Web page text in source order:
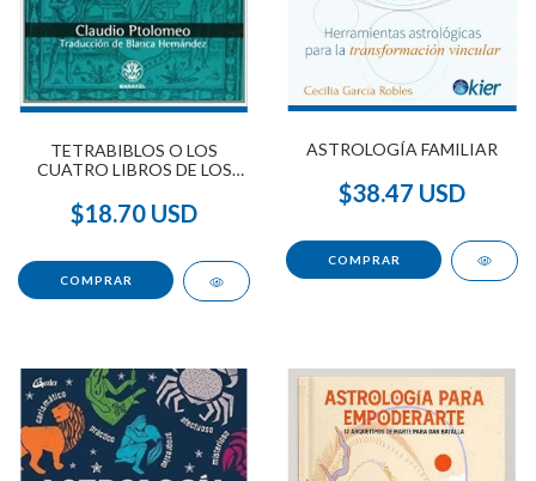
TETRABIBLOS O LOS
CUATRO LIBROS DE LOS
$18.70 USD
ASTROLOGÍA FAMILIAR
$38.47 USD